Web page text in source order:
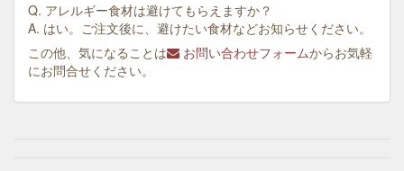
Q. アレルギー食材は避けてもらえますか？
A. はい。ご注文後に、避けたい食材などお知らせください。
この他、気になることは
お問い合わせフォームからお気軽
にお問合せください。